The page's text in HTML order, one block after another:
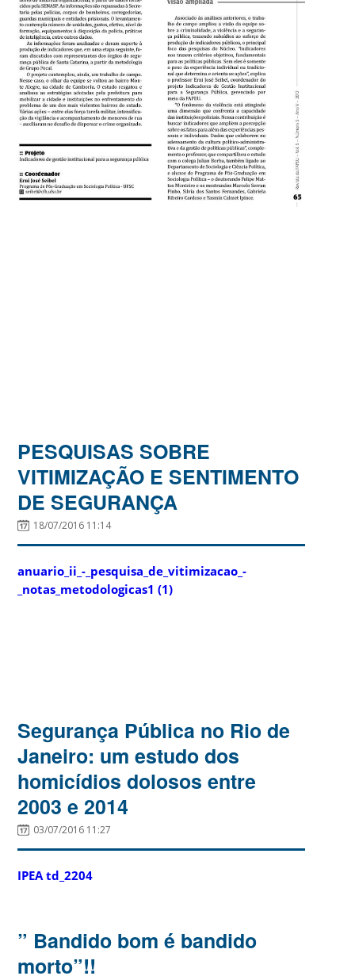
PESQUISAS SOBRE
VITIMIZAÇÃO E SENTIMENTO
DE SEGURANÇA
18/07/2016 11:14
anuario_ii_-_pesquisa_de_vitimizacao_-
_notas_metodologicas1 (1)
Segurança Pública no Rio de
Janeiro: um estudo dos
homicídios dolosos entre
2003 e 2014
03/07/2016 11:27
IPEA td_2204
” Bandido bom é bandido
morto”!!